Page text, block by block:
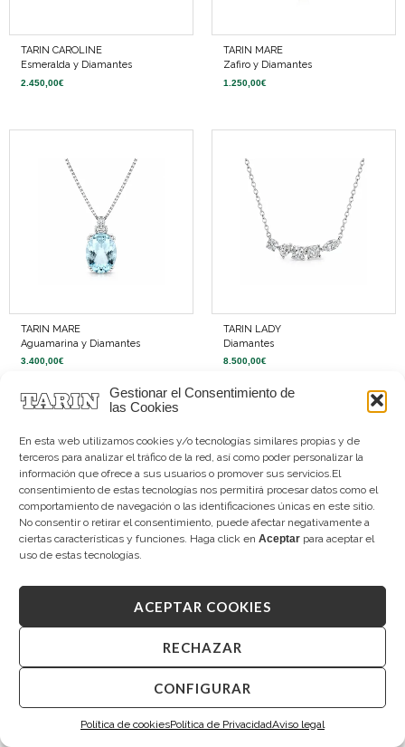
Gestionar el Consentimiento de
las Cookies
En esta web utilizamos cookies y/o tecnologías similares propias y de
terceros para analizar el tráfico de la red, así como poder personalizar la
información que ofrece a sus usuarios o promover sus servicios.El
consentimiento de estas tecnologías nos permitirá procesar datos como el
comportamiento de navegación o las identificaciones únicas en este sitio.
No consentir o retirar el consentimiento, puede afectar negativamente a
ciertas características y funciones. Haga click en Aceptar para aceptar el
uso de estas tecnologías.
ACEPTAR COOKIES
RECHAZAR
CONFIGURAR
Política de cookiesPolítica de PrivacidadAviso legal
TARIN CAROLINE
Esmeralda y Diamantes
2.450,00€
TARIN MARE
Zafiro y Diamantes
1.250,00€
TARIN MARE
Aguamarina y Diamantes
3.400,00€
TARIN LADY
Diamantes
8.500,00€
CONSTITUCIÓN
Paseo de la Constitución 21
constitucion@tarin.es
976 233 088
Paseo de Sagasta 3
sagasta@tarin.es
976 232 348